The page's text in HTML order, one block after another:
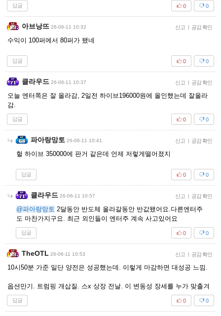
답글 0
0
아브낭뜨 26-06-11 10:32 신고 공감 확인
수익이 100퍼에서 80퍼가 됐네
답글 0
0
클라우드 26-06-11 10:37 신고 공감 확인
오늘 엔터쪽은 잘 올라감, 2일전 하이브196000원에 올인했는데 잘올라
감.
답글 0
0
파아랑망토 26-06-11 10:41 신고 공감 확인
헐 하이브 350000에 판거 같은데 언제 저렇게떨어졌지
답글 0
0
클라우드 26-06-11 10:57 신고 공감 확인
@파아랑망토 2달동안 반도체 올라갈동안 반값됐어요.다른엔터주
도 마찬가지구요. 최근 외인들이 엔터주 계속 사고있어요
답글 0
0
TheOTL 26-06-11 10:53 신고 공감 확인
10시50분 가준 일단 양전은 성공했는데. 이렇게 마감하면 대성공 느낌.
옵션만기. 트럼핑 개삽질. 스x 상장 전날. 이 변동성 장세를 누가 맞출겨
답글 0
0